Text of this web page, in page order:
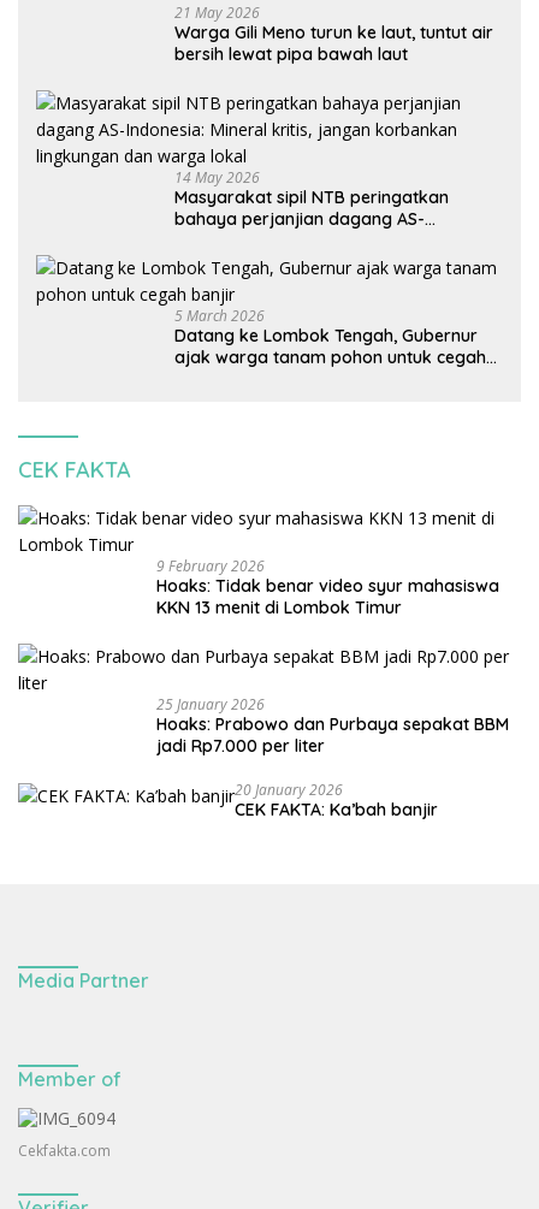
21 May 2026
Warga Gili Meno turun ke laut, tuntut air
bersih lewat pipa bawah laut
14 May 2026
Masyarakat sipil NTB peringatkan
bahaya perjanjian dagang AS-
korbankan lingkungan dan warga lokal
5 March 2026
Datang ke Lombok Tengah, Gubernur
ajak warga tanam pohon untuk cegah
CEK FAKTA
9 February 2026
Hoaks: Tidak benar video syur mahasiswa
KKN 13 menit di Lombok Timur
25 January 2026
Hoaks: Prabowo dan Purbaya sepakat BBM
jadi Rp7.000 per liter
20 January 2026
CEK FAKTA: Ka’bah banjir
Media Partner
Member of
Cekfakta.com